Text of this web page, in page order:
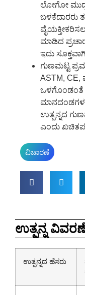
ಲೋಗೋ
ಬಳಕೆದಾರರು
ಮಾಡಿದ
ಇದು
ಗುಣಮಟ್ಟ
ASTM, CE,
ಒಳಗೊಂಡಂತೆ
ಉತ್ಪನ್ನದ
ಎಂದು
ವಿಚಾರಣೆ
ಉತ್ಪನ್ನ
ಉತ್ಪನ್ನದ ಹೆಸರು